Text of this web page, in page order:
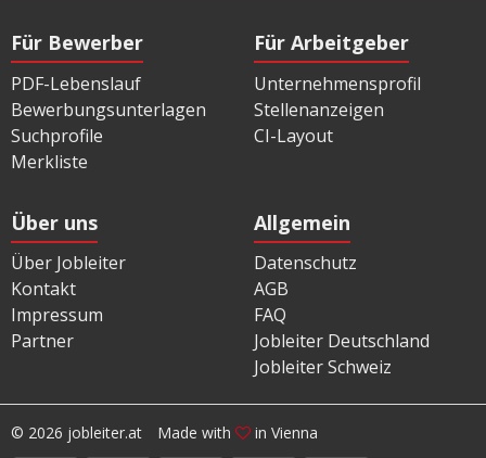
Für Bewerber
PDF-Lebenslauf
Bewerbungsunterlagen
Suchprofile
Merkliste
Für Arbeitgeber
Unternehmensprofil
Stellenanzeigen
CI-Layout
Über uns
Über Jobleiter
Kontakt
Impressum
Partner
Allgemein
Datenschutz
AGB
FAQ
Jobleiter Deutschland
Jobleiter Schweiz
© 2026 jobleiter.at Made with in Vienna